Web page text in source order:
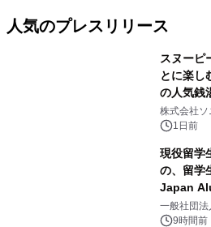
人気のプレスリリース
スヌーピ
とに楽
の人気銭
ラボレー
ボグッズ
株式会社
1日前
現役留学
の、留学
Japan
をリリー
一般社団
9時間前